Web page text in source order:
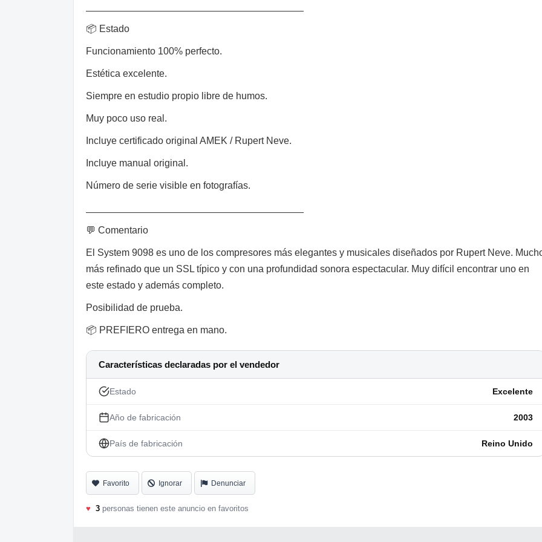
📦 Estado
Funcionamiento 100% perfecto.
Estética excelente.
Siempre en estudio propio libre de humos.
Muy poco uso real.
Incluye certificado original AMEK / Rupert Neve.
Incluye manual original.
Número de serie visible en fotografías.
💬 Comentario
El System 9098 es uno de los compresores más elegantes y musicales diseñados por Rupert Neve.
más refinado que un SSL típico y con una profundidad sonora espectacular. Muy difícil encontrar uno en
este estado y además completo.
Posibilidad de prueba.
📦 PREFIERO entrega en mano.
Características declaradas por el vendedor
Estado Excelente
Año de fabricación 2003
País de fabricación Reino Unido
Favorito Ignorar Denunciar
♥ 3 personas tienen este anuncio en favoritos